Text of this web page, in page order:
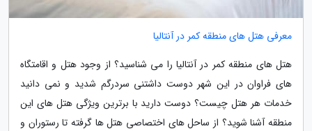
معرفی هتل های منطقه کمر در آنتالیا
هتل های منطقه کمر در آنتالیا را می شناسید؟ از وجود هتل و اقامتگاه
های فراوان در این شهر دوست داشتنی سردرگم شدید و نمی دانید
خدمات هر هتل چیست؟ دوست دارید با برترین ویژگی هتل های این
منطقه آشنا شوید؟ از ساحل های اختصاصی هتل ها گرفته تا رستوران و